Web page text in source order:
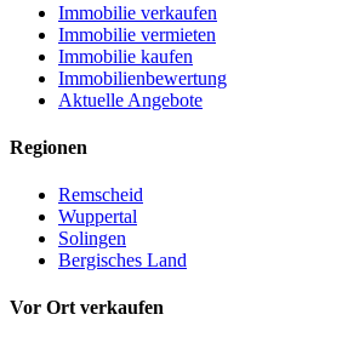
Immobilie verkaufen
Immobilie vermieten
Immobilie kaufen
Immobilienbewertung
Aktuelle Angebote
Regionen
Remscheid
Wuppertal
Solingen
Bergisches Land
Vor Ort verkaufen